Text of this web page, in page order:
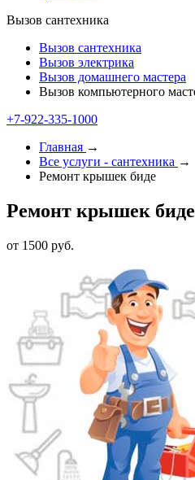
Вызов сантехника
Вызов сантехника
Вызов электрика
Вызов домашнего мастера
Вызов компьютерного
+7-922-335-1000
Главная →
Все услуги - cантехника →
Ремонт крышек биде
Ремонт крышек биде
от 1500 руб.